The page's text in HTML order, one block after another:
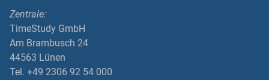
Zentrale:
TimeStudy GmbH
Am Brambusch 24
44563 Lünen
Tel. +49 2306 92 54 000